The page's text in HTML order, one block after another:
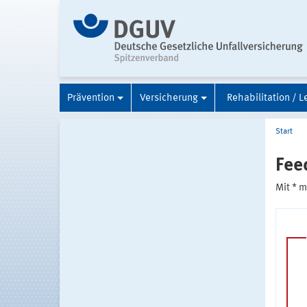
Prävention Versicherung Rehabilitation /
Start
Mit *